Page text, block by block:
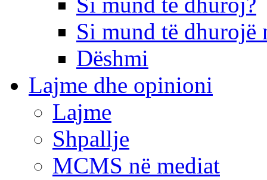
Si mund të dhurojë
Dëshmi
Lajme dhe opinioni
Lajme
Shpallje
MCMS në mediat